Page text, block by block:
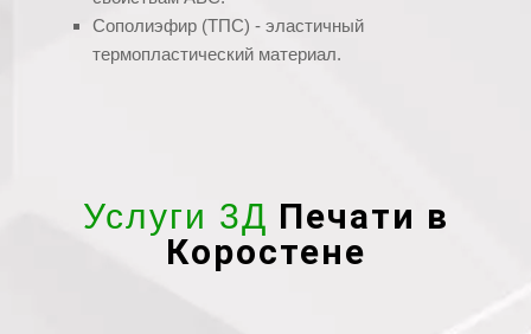
Сополиэфир (ТПС) - эластичный
термопластический материал.
Услуги 3Д Печати в
Коростене